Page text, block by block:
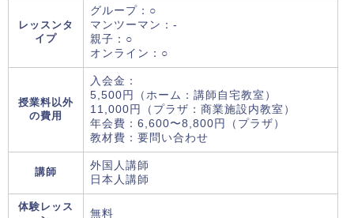
レッスンタ
イプ
グループ：○
マンツーマン：-
親子：○
オンライン：○
授業料以外
の費用
入会金：
5,500円（ホーム：講師自宅教室）
11,000円（プラザ：商業施設内教室）
年会費：6,600〜8,800円（プラザ）
教材費：要問い合わせ
講師
外国人講師
日本人講師
体験レッス
無料